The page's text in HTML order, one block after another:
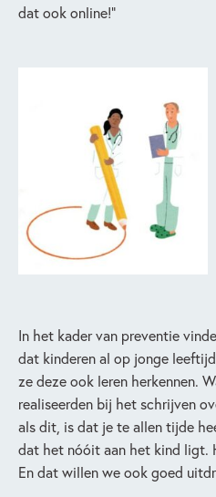
dat ook online!”
In het kader van preventie
dat kinderen al op jonge
ze deze ook leren herkennen.
realiseerden bij het schrijven
als dit, is dat je te allen tijde
dat het nóóit aan het kind ligt.
En dat willen we ook goed